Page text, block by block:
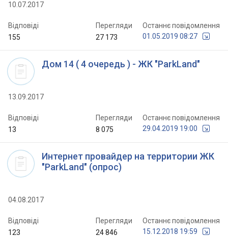
10.07.2017
Відповіді
155
Перегляди
27 173
Останнє повідомлення
01.05.2019 08:27
Дом 14 ( 4 очередь ) - ЖК "ParkLand"
13.09.2017
Відповіді
13
Перегляди
8 075
Останнє повідомлення
29.04.2019 19:00
Интернет провайдер на территории ЖК
"ParkLand" (опрос)
04.08.2017
Відповіді
123
Перегляди
24 846
Останнє повідомлення
15.12.2018 19:59